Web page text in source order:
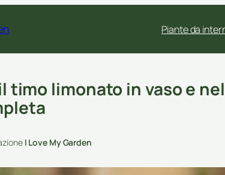
Piante da
timo limonato in vaso e
I Love My Garden